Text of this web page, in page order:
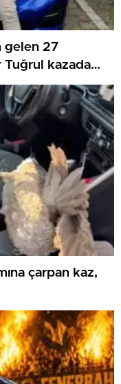
gelen 27
Tuğrul kazada
çarpan kaz,